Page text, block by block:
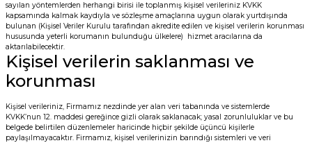
sayılan yöntemlerden herhangi birisi ile toplanmış kişisel verileriniz KVKK
kapsamında kalmak kaydıyla ve sözleşme amaçlarına uygun olarak yurtdışında
bulunan (Kişisel Veriler Kurulu tarafından akredite edilen ve kişisel verilerin korunması
hususunda yeterli korumanın bulunduğu ülkelere) hizmet aracılarına da
aktarılabilecektir.
Kişisel verilerin saklanması ve
korunması
Kişisel verileriniz, Firmamız nezdinde yer alan veri tabanında ve sistemlerde
KVKK’nun 12. maddesi gereğince gizli olarak saklanacak; yasal zorunluluklar ve bu
belgede belirtilen düzenlemeler haricinde hiçbir şekilde üçüncü kişilerle
paylaşılmayacaktır. Firmamız, kişisel verilerinizin barındığı sistemleri ve veri